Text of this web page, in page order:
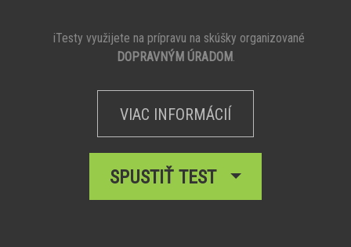
iTesty využijete na prípravu na skúšky organizované
DOPRAVNÝM ÚRADOM.
VIAC INFORMÁCIÍ
SPUSTIŤ TEST